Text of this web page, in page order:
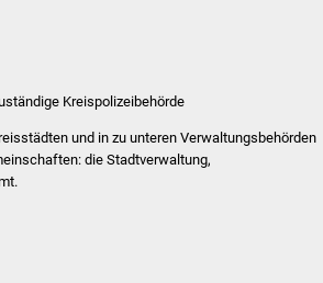
Kreispolizeibehörde
und in zu unteren Verwaltungsbehörden
die Stadtverwaltung,